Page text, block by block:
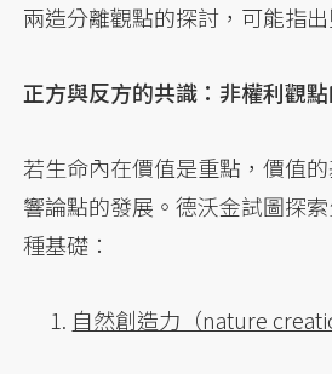
兩造分離觀點的探討，可能指
正方與反方的共識：非權利觀
若生命內在價值是重點，價值
響論點的發展。德沃金試圖探
種基礎：
自然創造力（nature